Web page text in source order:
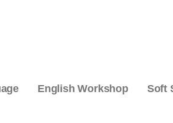
English Workshop Soft